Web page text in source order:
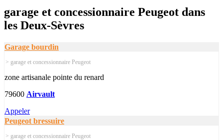
garage et concessionnaire Peugeot dans
les Deux-Sèvres
Garage bourdin
> garage et concessionnaire Peugeot
zone artisanale pointe du renard
79600 Airvault
Appeler
Peugeot bressuire
> garage et concessionnaire Peugeot